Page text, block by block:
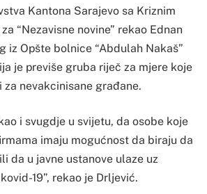
Kantona Sarajevo sa Kriznim
“Nezavisne novine” rekao Ednan
iz Opšte bolnice “Abdulah Nakaš”
je previše gruba riječ za mjere koje
za nevakcinisane građane.
i svugdje u svijetu, da osobe koje
imaju mogućnost da biraju da
da u javne ustanove ulaze uz
19”, rekao je Drljević.